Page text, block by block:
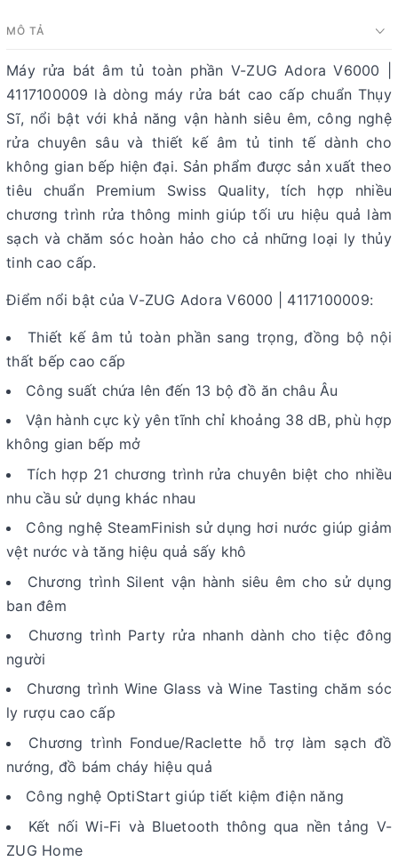
MÔ TẢ
Máy rửa bát âm tủ toàn phần V-ZUG Adora V6000 |
4117100009 là dòng máy rửa bát cao cấp chuẩn Thụy
Sĩ, nổi bật với khả năng vận hành siêu êm, công nghệ
rửa chuyên sâu và thiết kế âm tủ tinh tế dành cho
không gian bếp hiện đại. Sản phẩm được sản xuất theo
tiêu chuẩn Premium Swiss Quality, tích hợp nhiều
chương trình rửa thông minh giúp tối ưu hiệu quả làm
sạch và chăm sóc hoàn hảo cho cả những loại ly thủy
tinh cao cấp.
Điểm nổi bật của V-ZUG Adora V6000 | 4117100009:
Thiết kế âm tủ toàn phần sang trọng, đồng bộ nội
thất bếp cao cấp
Công suất chứa lên đến 13 bộ đồ ăn châu Âu
Vận hành cực kỳ yên tĩnh chỉ khoảng 38 dB, phù hợp
không gian bếp mở
Tích hợp 21 chương trình rửa chuyên biệt cho nhiều
nhu cầu sử dụng khác nhau
Công nghệ SteamFinish sử dụng hơi nước giúp giảm
vệt nước và tăng hiệu quả sấy khô
Chương trình Silent vận hành siêu êm cho sử dụng
ban đêm
Chương trình Party rửa nhanh dành cho tiệc đông
người
Chương trình Wine Glass và Wine Tasting chăm sóc
ly rượu cao cấp
Chương trình Fondue/Raclette hỗ trợ làm sạch đồ
nướng, đồ bám cháy hiệu quả
Công nghệ OptiStart giúp tiết kiệm điện năng
Kết nối Wi-Fi và Bluetooth thông qua nền tảng V-
ZUG Home